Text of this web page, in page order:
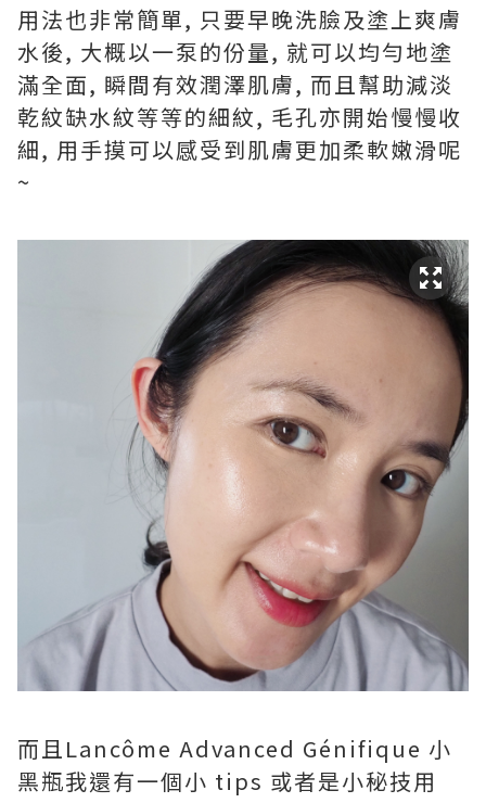
用法也非常簡單, 只要早晚洗臉及塗上爽膚
水後, 大概以一泵的份量, 就可以均勻地塗
滿全面, 瞬間有效潤澤肌膚, 而且幫助減淡
乾紋缺水紋等等的細紋, 毛孔亦開始慢慢收
細, 用手摸可以感受到肌膚更加柔軟嫩滑呢
~
而且Lancôme Advanced Génifique 小
黑瓶我還有一個小 tips 或者是小秘技用